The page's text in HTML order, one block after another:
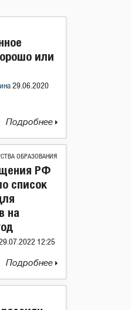
или
29.06.2020
Подробнее
ОБРАЗОВАНИЯ
РФ
список
на
12:25
Подробнее